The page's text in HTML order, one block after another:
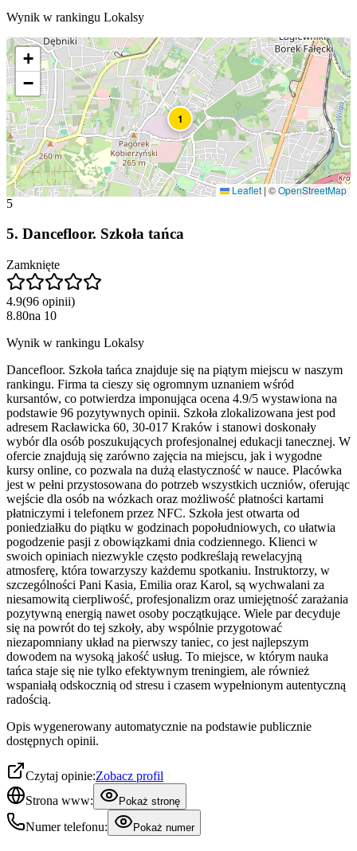
Wynik w rankingu Lokalsy
1
+
−
Leaflet |©OpenStreetMap
5
5. Dancefloor. Szkoła tańca
Zamknięte
4.9(96 opinii)
8.80na 10
Wynik w rankingu Lokalsy
Dancefloor. Szkoła tańca znajduje się na piątym miejscu w naszym
rankingu. Firma ta cieszy się ogromnym uznaniem wśród
kursantów, co potwierdza imponująca ocena 4.9/5 wystawiona na
podstawie 96 pozytywnych opinii. Szkoła zlokalizowana jest pod
adresem Racławicka 60, 30-017 Kraków i stanowi doskonały
wybór dla osób poszukujących profesjonalnej edukacji tanecznej. W
ofercie znajdują się zarówno zajęcia na miejscu, jak i wygodne
kursy online, co pozwala na dużą elastyczność w nauce. Placówka
jest w pełni przystosowana do potrzeb wszystkich uczniów, oferując
wejście dla osób na wózkach oraz możliwość płatności kartami
płatniczymi i telefonem przez NFC. Szkoła jest otwarta od
poniedziałku do piątku w godzinach popołudniowych, co ułatwia
pogodzenie pasji z obowiązkami dnia codziennego. Klienci w
swoich opiniach niezwykle często podkreślają rewelacyjną
atmosferę, która towarzyszy każdemu spotkaniu. Instruktorzy, w
szczególności Pani Kasia, Emilia oraz Karol, są wychwalani za
niesamowitą cierpliwość, profesjonalizm oraz umiejętność zarażania
pozytywną energią nawet osoby początkujące. Wiele par decyduje
się na powrót do tej szkoły, aby wspólnie przygotować
niezapomniany układ na pierwszy taniec, co jest najlepszym
dowodem na wysoką jakość usług. To miejsce, w którym nauka
tańca staje się nie tylko efektywnym treningiem, ale również
wspaniałą odskocznią od stresu i czasem wypełnionym autentyczną
radością.
Opis wygenerowany automatycznie na podstawie publicznie
dostępnych opinii.
Czytaj opinie:Zobacz profil
Strona www:
Pokaż stronę
Numer telefonu: Pokaż numer